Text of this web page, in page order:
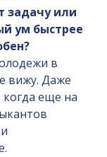
задачу или
ум быстрее
в
вижу. Даже
еще на